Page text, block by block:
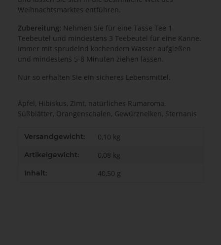
Weihnachtsmarktes entführen.
Zubereitung: Nehmen Sie für eine Tasse Tee 1
Teebeutel und mindestens 3 Teebeutel für eine Kanne.
Immer mit sprudelnd kochendem Wasser aufgießen
und mindestens 5-8 Minuten ziehen lassen.
Nur so erhalten Sie ein sicheres Lebensmittel.
Äpfel, Hibiskus, Zimt, natürliches Rumaroma,
Süßblätter, Orangenschalen, Gewürznelken, Sternanis
Produkteigenschaft
Wert
Versandgewicht: 0,10 kg
Artikelgewicht: 0,08 kg
Inhalt: 40,50 g